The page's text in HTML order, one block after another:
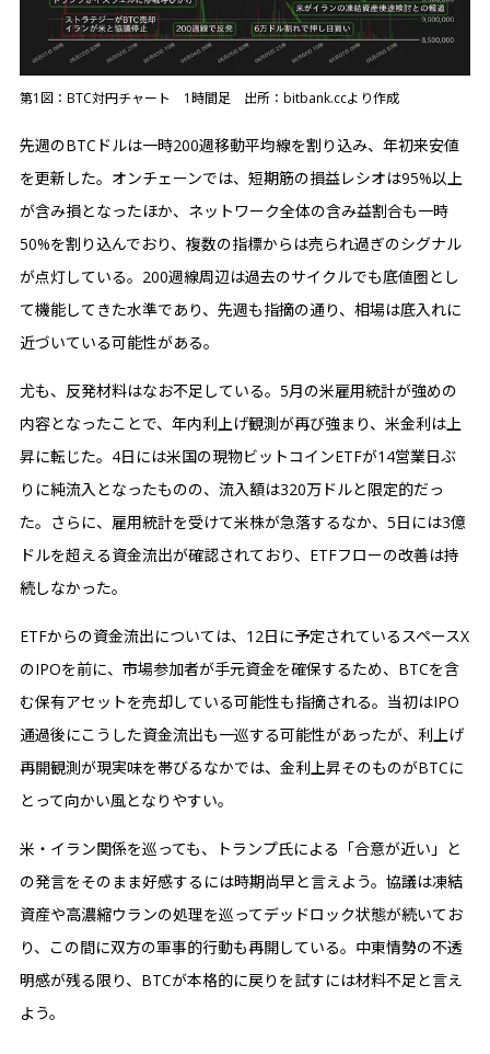
第1図：BTC対円チャート 1時間足 出所：bitbank.ccより作成
先週のBTCドルは一時200週移動平均線を割り込み、年初来安値
を更新した。オンチェーンでは、短期筋の損益レシオは95%以上
が含み損となったほか、ネットワーク全体の含み益割合も一時
50%を割り込んでおり、複数の指標からは売られ過ぎのシグナル
が点灯している。200週線周辺は過去のサイクルでも底値圏とし
て機能してきた水準であり、先週も指摘の通り、相場は底入れに
近づいている可能性がある。
尤も、反発材料はなお不足している。5月の米雇用統計が強めの
内容となったことで、年内利上げ観測が再び強まり、米金利は上
昇に転じた。4日には米国の現物ビットコインETFが14営業日ぶ
りに純流入となったものの、流入額は320万ドルと限定的だっ
た。さらに、雇用統計を受けて米株が急落するなか、5日には3億
ドルを超える資金流出が確認されており、ETFフローの改善は持
続しなかった。
ETFからの資金流出については、12日に予定されているスペースX
のIPOを前に、市場参加者が手元資金を確保するため、BTCを含
む保有アセットを売却している可能性も指摘される。当初はIPO
通過後にこうした資金流出も一巡する可能性があったが、利上げ
再開観測が現実味を帯びるなかでは、金利上昇そのものがBTCに
とって向かい風となりやすい。
米・イラン関係を巡っても、トランプ氏による「合意が近い」と
の発言をそのまま好感するには時期尚早と言えよう。協議は凍結
資産や高濃縮ウランの処理を巡ってデッドロック状態が続いてお
り、この間に双方の軍事的行動も再開している。中東情勢の不透
明感が残る限り、BTCが本格的に戻りを試すには材料不足と言え
よう。